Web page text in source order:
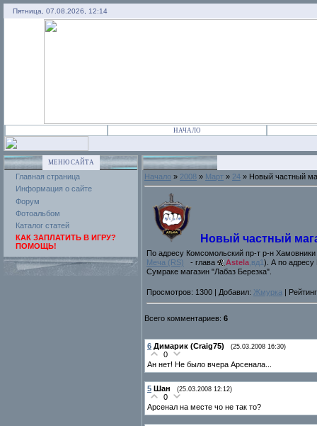
Пятница, 07.08.2026, 12:14
НАЧАЛО
МЕНЮ САЙТА
Главная страница
Информация о сайте
Форум
Фотоальбом
Каталог статей
КАК ЗАПЛАТИТЬ В ИГРУ?
ПОМОЩЬ!
Начало » 2008 » Март » 24 » Новый частный
Новый частный
По адресу Комсомольский пр-т р-н
Меча (RS) - глава Astela вд1). А по адресу
Сумраке магазин "Лабаз Березка".
Просмотров: 1300 | Добавил: Жмурка |
Всего комментариев: 6
6 Димарик (Craig75) (25.03.2008 16:30)
0
Ан нет! Не было вчера Арсенала...
5 Шан (25.03.2008 12:12)
0
Арсенал на месте чо не так то?